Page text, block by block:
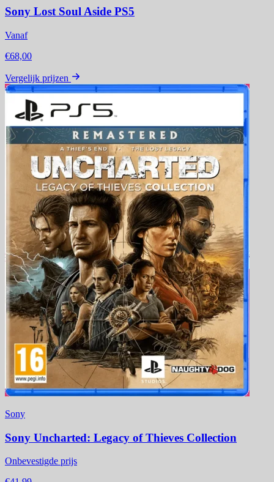
Sony Lost Soul Aside PS5
Vanaf
€68,00
Vergelijk prijzen
Sony
Sony Uncharted: Legacy of Thieves Collection
Onbevestigde prijs